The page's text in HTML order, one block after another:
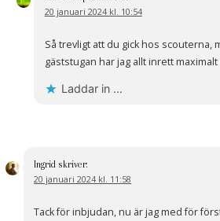
20 januari 2024 kl. 10:54
Så trevligt att du gick hos scouterna,
gäststugan har jag allt inrett
Laddar in …
Ingrid skriver:
20 januari 2024 kl. 11:58
Tack för inbjudan, nu är jag med för